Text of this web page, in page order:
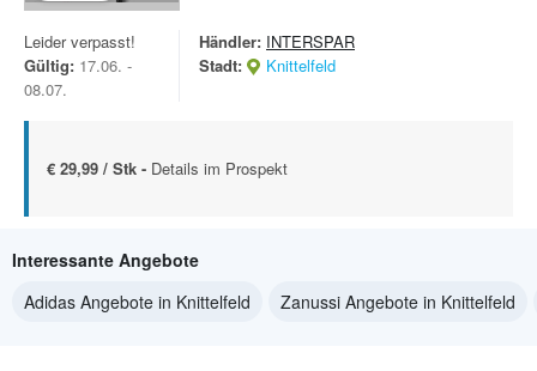
Leider verpasst!
Gültig: 17.06. -
08.07.
Händler: INTERSPAR
Stadt:
Knittelfeld
€ 29,99 / Stk - Details im Prospekt
Interessante Angebote
Adidas Angebote in Knittelfeld
Zanussi Angebote in Knittelfeld